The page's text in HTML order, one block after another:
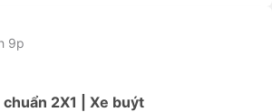
9p
2X1 | Xe buýt